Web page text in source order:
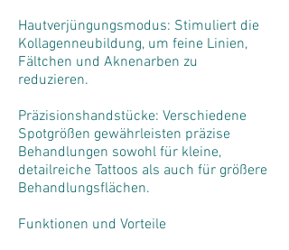
Hautverjüngungsmodus: Stimuliert die
Kollagenneubildung, um feine Linien,
Fältchen und Aknenarben zu
reduzieren.
Präzisionshandstücke: Verschiedene
Spotgrößen gewährleisten präzise
Behandlungen sowohl für kleine,
detailreiche Tattoos als auch für größere
Behandlungsflächen.
Funktionen und Vorteile